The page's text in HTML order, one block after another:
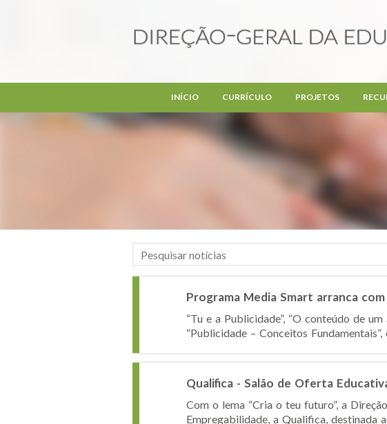
INÍCIO CURRÍCULO PROJETOS
Programa Media Smart arranca
“Tu e a Publicidade”, “O conteúdo de
“Publicidade – Conceitos
Qualifica - Salão de Oferta
Com o lema “Cria o teu futuro”, a
Empregabilidade, a Qualifica, destinada